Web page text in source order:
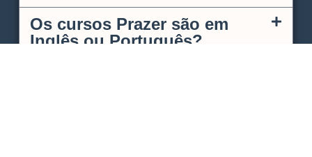
Os cursos Prazer são em
Inglês ou Português?